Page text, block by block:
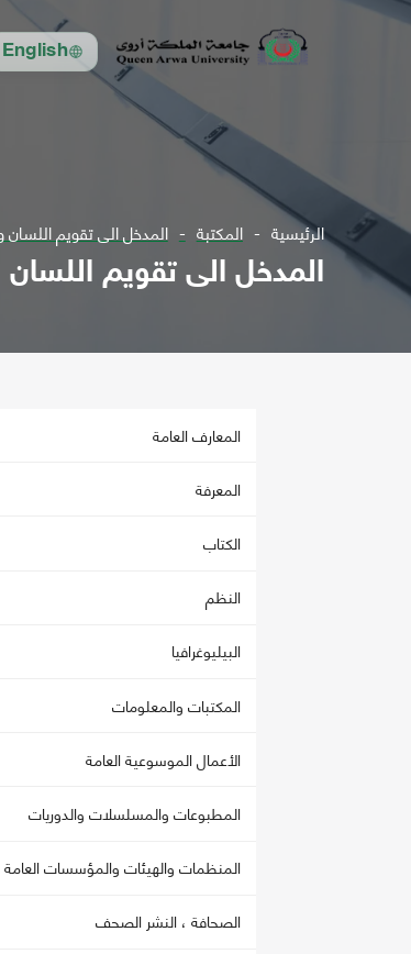
English
الرئيسية المكتبة المدخل الى تقويم اللسان
المدخل الى تقويم اللسان
المعارف العامة
المعرفة
الكتاب
النظم
البيليوغرافيا
المكتبات والمعلومات
الأعمال الموسوعية العامة
المطبوعات والمسلسلات والدوريات
المنظمات والهيئات والمؤسسات العامة
الصحافة ، النشر الصحف